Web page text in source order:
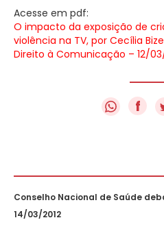
Acesse em pdf:
O impacto da exposição de
violência na TV, por Cecília
Direito à Comunicação – 12/
f
Conselho Nacional de Saúde
14/03/2012